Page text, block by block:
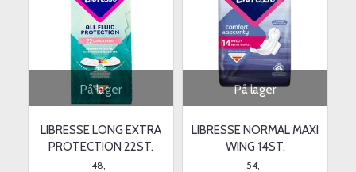
På lager
LIBRESSE LONG EXTRA
PROTECTION 22ST.
48,-
På lager
LIBRESSE NORMAL MAXI
WING 14ST.
54,-